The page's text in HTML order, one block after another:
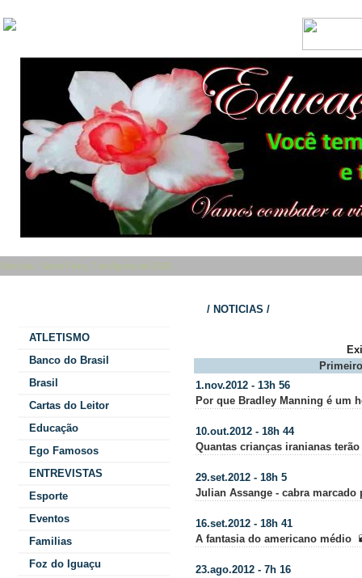
Bom dia - Sexta Feira, 7 de Agosto de 2026
ATLETISMO
Banco do Brasil
Brasil
Cartas do Leitor
Educação
Ego Famosos
ENTREVISTAS
Esporte
Eventos
Familias
Foz do Iguaçu
/ NOTICIAS /
Primeiro
1.nov.2012 - 13h 56
Por que Bradley Manning é um
10.out.2012 - 18h 44
Quantas crianças iranianas
29.set.2012 - 18h 5
Julian Assange - cabra marcado
16.set.2012 - 18h 41
A fantasia do americano médio
23.ago.2012 - 7h 16